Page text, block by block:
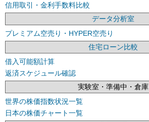
信用取引・金利手数料比較
データ分析室
プレミアム空売り・HYPER空売り
住宅ローン比較
借入可能額計算
返済スケジュール確認
実験室・準備中・倉庫
世界の株価指数状況一覧
日本の株価チャート一覧